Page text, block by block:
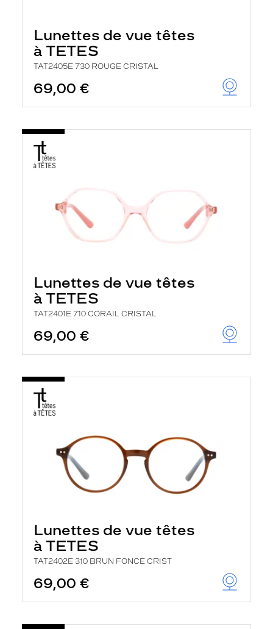
Lunettes de vue têtes
à TETES
TAT2405E 730 ROUGE CRISTAL
69,00 €
Lunettes de vue têtes
à TETES
TAT2401E 710 CORAIL CRISTAL
69,00 €
Lunettes de vue têtes
à TETES
TAT2402E 310 BRUN FONCE CRIST
69,00 €